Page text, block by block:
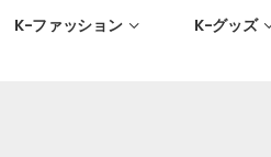
K-ファッション K-グッズ